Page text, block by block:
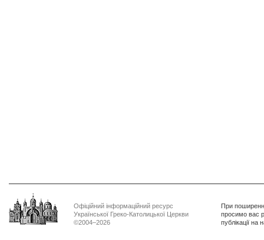
Офіційний інформаційний ресурс
Української Греко-Католицької Церкви
©2004–2026
При
просимо вас
публікації на